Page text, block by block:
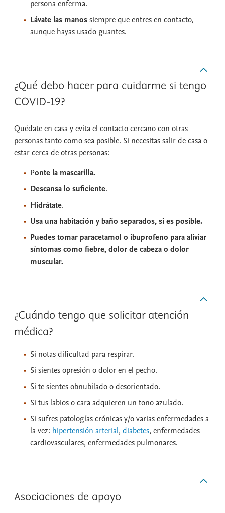
persona enferma.
Lávate las manossiempre que entres en contacto,
aunque hayas usado guantes.
¿Qué debo hacer para cuidarme si tengo
COVID-19?
Quédate en casa y evita el contacto cercano con otras
personas tanto como sea posible. Si necesitas salir de casa o
estar cerca de otras personas:
Ponte la mascarilla.
Descansa lo suficiente.
Hidrátate.
Usa una habitación y baño separados, si es posible.
Puedes tomar paracetamol o ibuprofeno para aliviar
síntomas como fiebre, dolor de cabeza o dolor
muscular.
¿Cuándo tengo que solicitar atención
médica?
Si notas dificultad para respirar.
Si sientes opresión o dolor en el pecho.
Si te sientes obnubilado o desorientado.
Si tus labios o cara adquieren un tono azulado.
Si sufres patologías crónicas y/o varias enfermedades a
la vez: hipertensión arterial, diabetes, enfermedades
cardiovasculares, enfermedades pulmonares.
Asociaciones de apoyo